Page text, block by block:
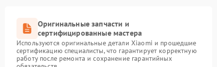
Оригинальные запчасти и
сертифицированные мастера
Используются оригинальные детали Xiaomi и прошедшие
сертификацию специалисты, что гарантирует корректную
работу после ремонта и сохранение гарантийных